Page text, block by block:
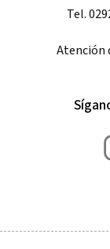
Tel.
Atención